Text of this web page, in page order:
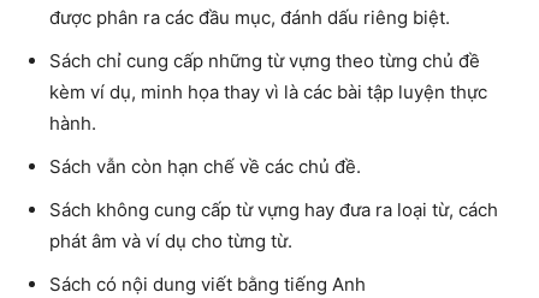
được phân ra các đầu mục, đánh dấu riêng biệt.
Sách chỉ cung cấp những từ vựng theo từng chủ đề
kèm ví dụ, minh họa thay vì là các bài tập luyện thực
hành.
Sách vẫn còn hạn chế về các chủ đề.
Sách không cung cấp từ vựng hay đưa ra loại từ, cách
phát âm và ví dụ cho từng từ.
Sách có nội dung viết bằng tiếng Anh